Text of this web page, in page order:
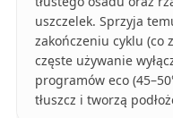
uszczelek. Sprzyja
zakończeniu cyklu (co
częste używanie
programów eco
tłuszcz i tworzą